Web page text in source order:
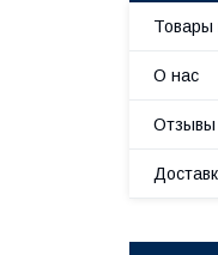
Товары
О нас
Отзывы